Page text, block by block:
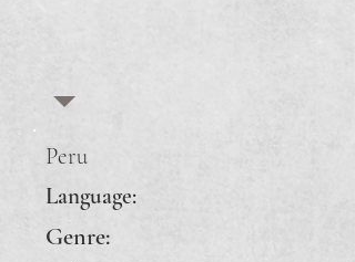
Peru
Language:
Genre: